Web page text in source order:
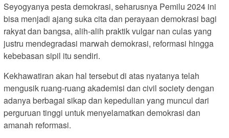
Seyogyanya pesta demokrasi, seharusnya Pemilu 2024 ini
bisa menjadi ajang suka cita dan perayaan demokrasi bagi
rakyat dan bangsa, alih-alih praktik vulgar nan culas yang
justru mendegradasi marwah demokrasi, reformasi hingga
kebebasan sipil itu sendiri.
Kekhawatiran akan hal tersebut di atas nyatanya telah
mengusik ruang-ruang akademisi dan civil society dengan
adanya berbagai sikap dan kepedulian yang muncul dari
perguruan tinggi untuk menyelamatkan demokrasi dan
amanah reformasi.